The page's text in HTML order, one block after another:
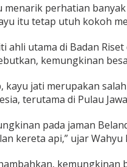
e
s
R
a
u
s
T
a
u
menarik perhatian
itu tetap utuh kokoh
ahli utama di Badan
kemungkinan
kayu jati merupakan
terutama di Pulau
pada jaman
kereta api,” ujar Wahyu